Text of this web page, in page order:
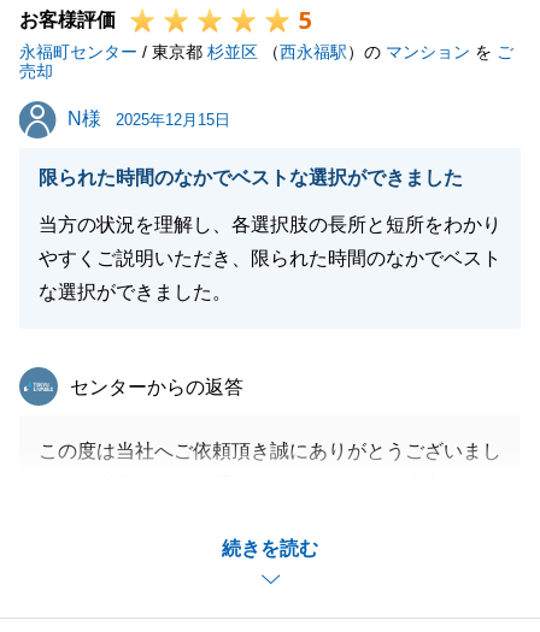
また何かご相談等お力になれることがございました
ら、ご連絡を頂戴できますと幸いです。
今後とも弊社を末永くご愛顧賜りますようお願い申し
上げます。
閉じる
お客様評価 5
永福町センター / 東京都 杉並区 （西永福駅）の マンション を ご
売却
N様
N様 2025年12月15日
限られた時間のなかでベストな選択ができました
当方の状況を理解し、各選択肢の長所と短所をわかり
やすくご説明いただき、限られた時間のなかでベスト
な選択ができました。
続きを読む
東急リバブル
センターからの返答
この度は当社へご依頼頂き誠にありがとうございまし
限られたスケジュールの中、様々な手続きに対して常
に素早くご対応頂き、安全にスムーズに進めることが
出来、私達も感謝しております。